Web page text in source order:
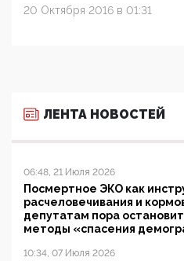
20 Октября 2016 в 01:31
ЛЕНТА НОВОСТЕЙ
06:48, 21 Июля 2026
Посмертное ЭКО как
расчеловечивания и
депутатам пора
методы «спасения
10:34, 07 Июля 2026